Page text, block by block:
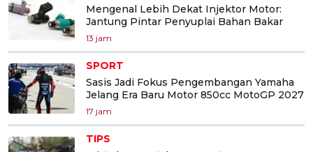
Mengenal Lebih Dekat Injektor Motor:
Jantung Pintar Penyuplai Bahan Bakar
13 jam
SPORT
Sasis Jadi Fokus Pengembangan Yamaha
Jelang Era Baru Motor 850cc MotoGP 2027
17 jam
TIPS